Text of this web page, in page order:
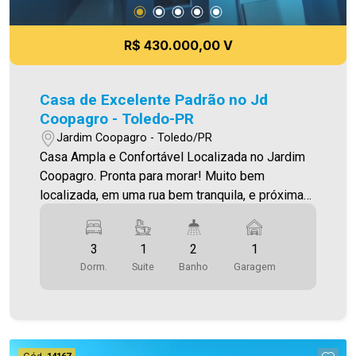
R$ 430.000,00 V
Casa de Excelente Padrão no Jd
Coopagro - Toledo-PR
Jardim Coopagro - Toledo/PR
Casa Ampla e Confortável Localizada no Jardim
Coopagro. Pronta para morar! Muito bem
localizada, em uma rua bem tranquila, e próxima
Imóvel conta com: - Sala de estar (com lustre) -
Cozinha (integrada com a sala de estar) - 01 suíte
- 02 quartos - 02 Banheiros (social e suíte - com
(sendo descoberta) - Piso porcelanato -
3
Dorm.
1
Suite
2
Banho
1
Garagem